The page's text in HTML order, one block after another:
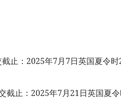
截止：2025年7月7日英国夏令时
截止：2025年7月21日英国夏令